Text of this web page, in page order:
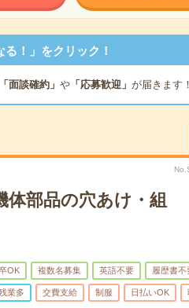
！」をクリック！
「面談確約」 や「応募歓迎」 が届きます！
体部品の穴あけ・組
OK 複数名募集 英語不要 履歴書不
業多 交費支給 制服 日払いOK